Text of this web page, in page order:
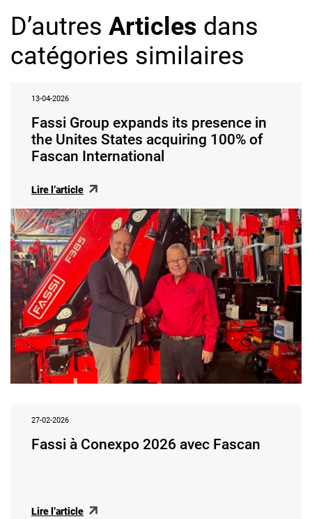
D’autres Articles dans
catégories similaires
13-04-2026
Fassi Group expands its presence in
the Unites States acquiring 100% of
Fascan International
Lire l’article
27-02-2026
Fassi à Conexpo 2026 avec Fascan
Lire l’article